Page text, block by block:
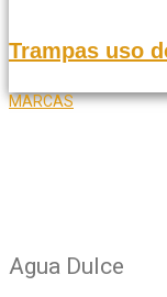
Trampas uso
MARCAS
Agua Dulce